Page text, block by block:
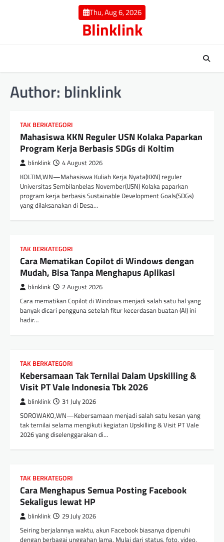
Thu, Aug 6, 2026
Blinklink
Author: blinklink
TAK BERKATEGORI
Mahasiswa KKN Reguler USN Kolaka Paparkan
Program Kerja Berbasis SDGs di Koltim
blinklink 4 August 2026
KOLTIM,WN—Mahasiswa Kuliah Kerja Nyata(KKN) reguler
Universitas Sembilanbelas November(USN) Kolaka paparkan
program kerja berbasis Sustainable Development Goals(SDGs)
yang dilaksanakan di Desa…
TAK BERKATEGORI
Cara Mematikan Copilot di Windows dengan
Mudah, Bisa Tanpa Menghapus Aplikasi
blinklink 2 August 2026
Cara mematikan Copilot di Windows menjadi salah satu hal yang
banyak dicari pengguna setelah fitur kecerdasan buatan (AI) ini
hadir…
TAK BERKATEGORI
Kebersamaan Tak Ternilai Dalam Upskilling &
Visit PT Vale Indonesia Tbk 2026
blinklink 31 July 2026
SOROWAKO,WN—Kebersamaan menjadi salah satu kesan yang
tak ternilai selama mengikuti kegiatan Upskilling & Visit PT Vale
2026 yang diselenggarakan di…
TAK BERKATEGORI
Cara Menghapus Semua Posting Facebook
Sekaligus lewat HP
blinklink 29 July 2026
Seiring berjalannya waktu, akun Facebook biasanya dipenuhi
dengan berbagai unggahan lama. Mulai dari status, foto, video,